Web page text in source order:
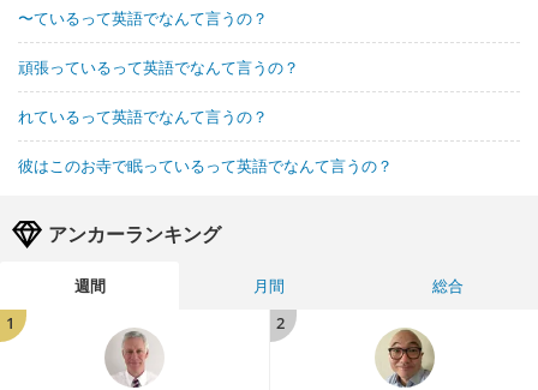
〜ているって英語でなんて言うの？
頑張っているって英語でなんて言うの？
れているって英語でなんて言うの？
彼はこのお寺で眠っているって英語でなんて言うの？
アンカーランキング
週間 月間
総合
1
2